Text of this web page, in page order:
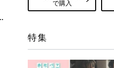
で購入
特集